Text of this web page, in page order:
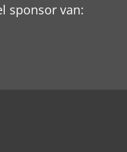
sponsor van: